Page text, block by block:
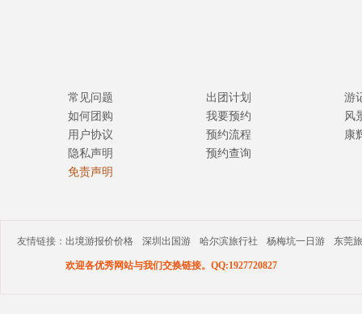
常见问题
如何团购
用户协议
隐私声明
免责声明
出团计划
我要预约
预约流程
预约查询
游
风
康
友情链接： 出境游报价价格 深圳出国游 哈尔滨旅行社 杨梅坑一日游 东莞
欢迎各优秀网站与我们交换链接。QQ:1927720827